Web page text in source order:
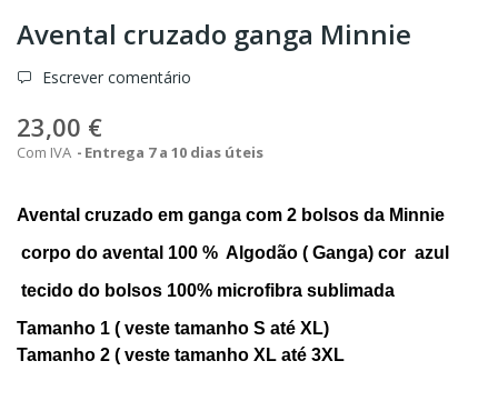
Avental cruzado ganga Minnie
Escrever comentário
23,00 €
Com IVA Entrega 7 a 10 dias úteis
Avental cruzado em ganga com 2 bolsos da Minnie
corpo do avental 100 % Algodão ( Ganga) cor azul
tecido do bolsos 100% microfibra sublimada
Tamanho 1 ( veste tamanho S até XL)
Tamanho 2 ( veste tamanho XL até 3XL